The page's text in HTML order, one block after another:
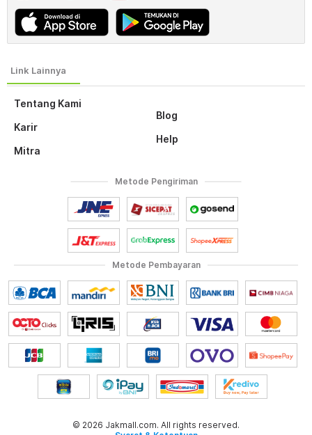
Tentang Kami
Karir
Mitra
Blog
Help
Metode Pembayaran
Metode Pengiriman
© 2026 Jakmall.com. All rights reserved.